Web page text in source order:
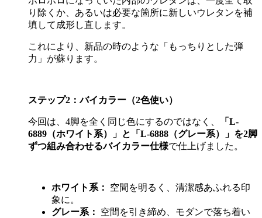
り除くか、あるいは必要な箇所に新しいウレタンを補
填して成形し直します。
これにより、新品の時のような「もっちりとした弾
力」が蘇ります。
ステップ2 ：バイカラー（2色使い）
今回は、 4脚を全く同じ色にするのではなく、 「 L-
6889 （ホワイト系）」と「 L-6888 （グレー系）」を2脚
ずつ組み合わせるバイカラー仕様で仕上げました。
ホワイト系：
空間を明るく、清潔感あふれる印
象に。
グレー系：
空間を引き締め、モダンで落ち着い